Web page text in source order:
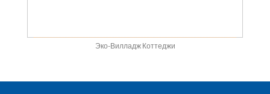
Эко-Вилладж Коттеджи